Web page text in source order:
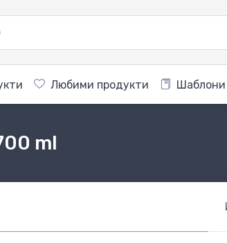
Любими продукти Шаблони
ml